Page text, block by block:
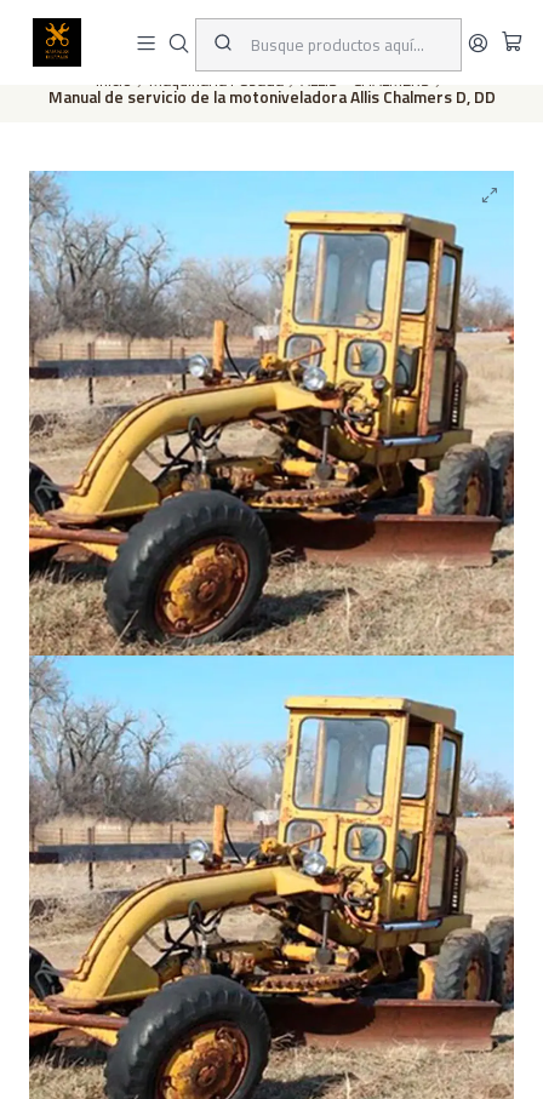
Este es el texto del slide
Inicio Maquinaria Pesada ALLIS - CHALMERS
Manual de servicio de la motoniveladora Allis Chalmers D, DD